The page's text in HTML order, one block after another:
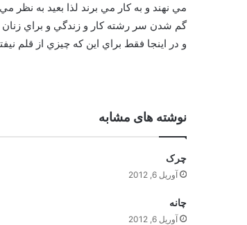
مي نهند و به کار مي برند لذا بعيد به
گم شدن سر رشته کار و زندگي و براي
و در اينجا فقط براي اين که چيزي از قلم
نوشته های مشابه
چرک
آوریل 6, 2012
چانه
آوریل 6, 2012